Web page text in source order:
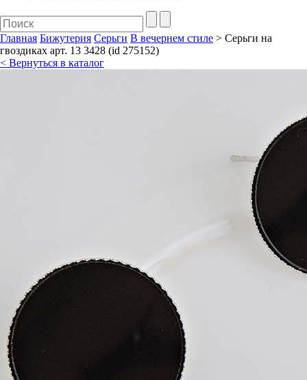
Главная Бижутерия Серьги В вечернем стиле > Серьги на
гвоздиках арт. 13 3428 (id 275152)
< Вернуться в каталог